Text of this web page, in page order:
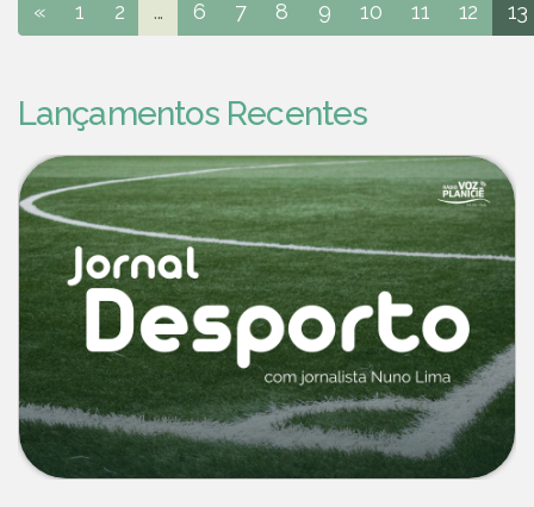
« 1 2 ... 6 7 8 9 10 11 12 13
Lançamentos Recentes